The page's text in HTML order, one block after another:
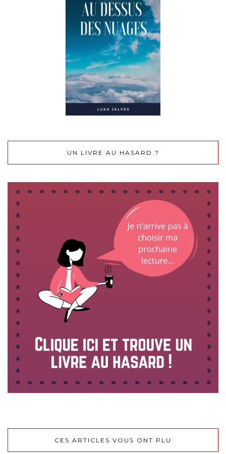
UN LIVRE AU HASARD ?
CES ARTICLES VOUS ONT PLU